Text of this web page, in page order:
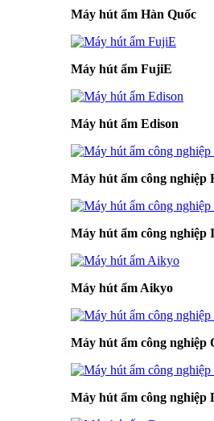
Máy hút ẩm Hàn Quốc
Máy hút ẩm FujiE
Máy hút ẩm Edison
Máy hút ẩm công nghiệp
Máy hút ẩm công nghiệp
Máy hút ẩm Aikyo
Máy hút ẩm công nghiệp
Máy hút ẩm công nghiệp